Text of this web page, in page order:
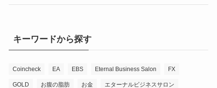
キーワードから探す
Coincheck EA EBS Eternal Business Salon FX
GOLD お腹の脂肪 お金 エターナルビジネスサロン